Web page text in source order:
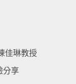
佳琳教授
分享